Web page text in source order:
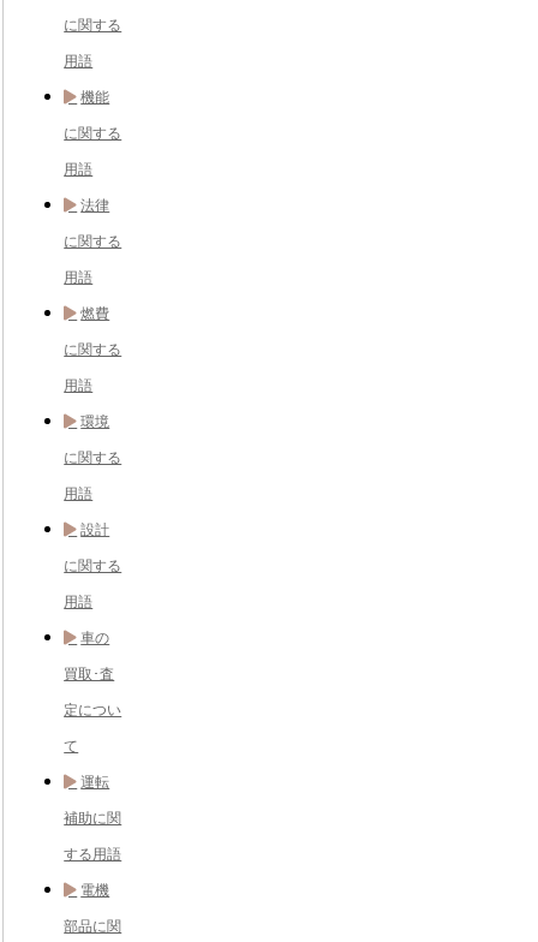
に関する
用語
機能
に関する
用語
法律
に関する
用語
燃費
に関する
用語
環境
に関する
用語
設計
に関する
用語
車の
買取･査
定につい
て
運転
補助に関
する用語
電機
部品に関